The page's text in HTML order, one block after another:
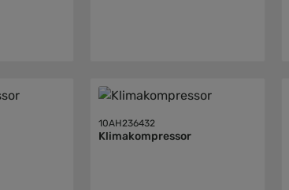
10AH236432
Klimakompressor